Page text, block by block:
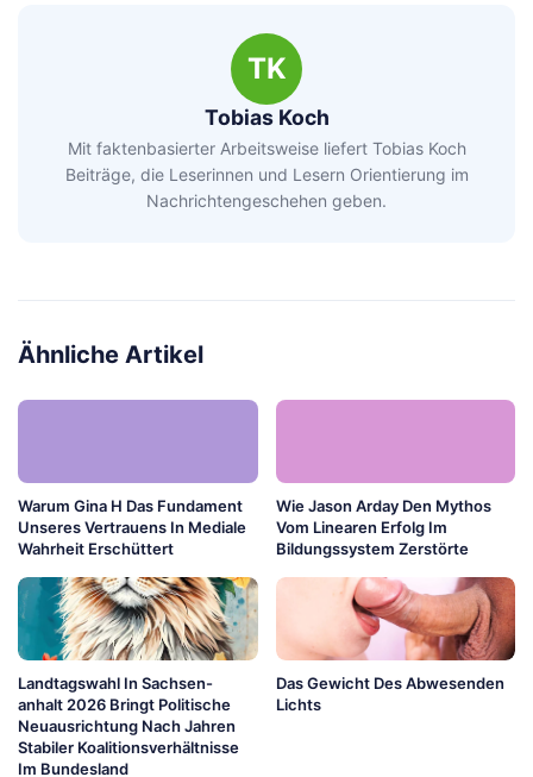
TK
Tobias Koch
Mit faktenbasierter Arbeitsweise liefert Tobias Koch
Beiträge, die Leserinnen und Lesern Orientierung im
Nachrichtengeschehen geben.
Ähnliche Artikel
Warum Gina H Das Fundament
Unseres Vertrauens In Mediale
Wahrheit Erschüttert
Wie Jason Arday Den Mythos
Vom Linearen Erfolg Im
Bildungssystem Zerstörte
Landtagswahl In Sachsen-
anhalt 2026 Bringt Politische
Neuausrichtung Nach Jahren
Stabiler Koalitionsverhältnisse
Im Bundesland
Das Gewicht Des Abwesenden
Lichts